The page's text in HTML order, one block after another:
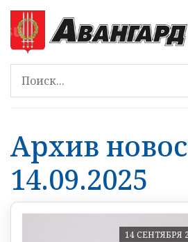
Архив
14.09.2025
14 СЕНТЯБРЯ